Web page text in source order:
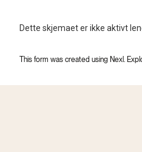
Dette skjemaet er ikke aktivt
This form was created using Nexl.